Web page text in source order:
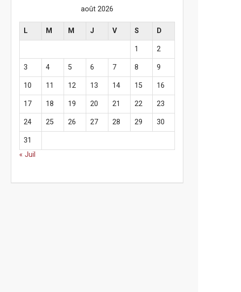
août 2026
L M M J V S D
1 2
3 4 5 6 7 8 9
10 11 12 13 14 15 16
17 18 19 20 21 22 23
24 25 26 27 28 29 30
31
« Juil